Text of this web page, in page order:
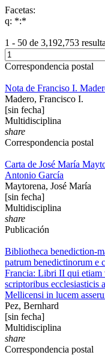
Facetas:
q: *:*
1 - 50 de 3,192,753
Correspondencia postal
Nota de Franciso I.
Madero, Francisco I.
[sin fecha]
Multidisciplina
share
Correspondencia postal
Carta de José María
Antonio García
Maytorena, José María
[sin fecha]
Multidisciplina
share
Publicación
Bibliotheca benediction-
patrum benedictinorum e
Francia: Libri II qui etiam
scriptoribus
Mellicensi in lucem
Pez, Bernhard
[sin fecha]
Multidisciplina
share
Correspondencia postal